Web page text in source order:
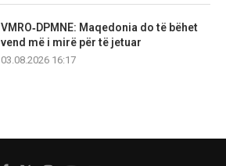
VMRO‑DPMNE: Maqedonia do të bëhet
vend më i mirë për të jetuar
03.08.2026 16:17